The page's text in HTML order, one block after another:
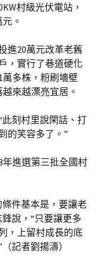
村級光伏電站，
。
進20萬元改革老舊
，實行了巷道硬化
多株，粉刷墻壁
來越漂亮宜居。
刻村里說閑話、打
的笑容多了。”
年進選第三批全國村
件基本是，要讓老
說，“只要讓更多
，上留村成長的底
記者劉揚濤）